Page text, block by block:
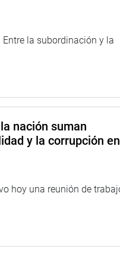
Entre la subordinación y la
nación suman
y la corrupción en
hoy una reunión de